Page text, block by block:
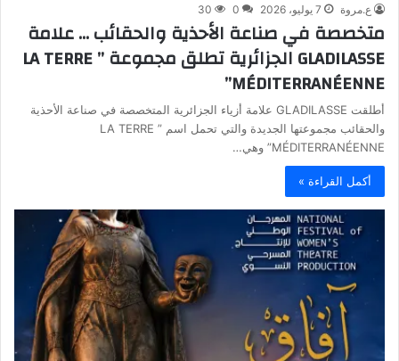
ع.مروة 7 يوليو، 2026 0
30
متخصصة في صناعة الأحذية والحقائب … علامة
GLADILASSE الجزائرية تطلق مجموعة ” LA TERRE
MÉDITERRANÉENNE”
أطلقت GLADILASSE علامة أزياء الجزائرية المتخصصة في صناعة الأحذية
والحقائب مجموعتها الجديدة والتي تحمل اسم ” LA TERRE
MÉDITERRANÉENNE” وهي…
أكمل القراءة »